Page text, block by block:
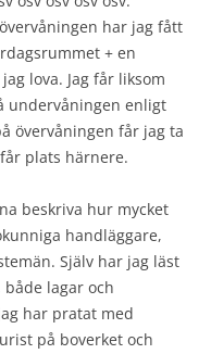
har jag fått
+ en
lova. Jag får liksom
undervåningen enligt
övervåningen får jag ta
plats härnere.
beskriva hur mycket
handläggare,
Själv har jag läst
lagar och
har pratat med
på boverket och